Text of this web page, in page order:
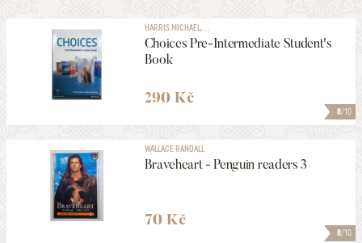
8/10
HARRIS MICHAEL, ...
Choices Pre-Intermediate Student's
Book
290 Kč
8/10
WALLACE RANDALL
Braveheart - Penguin readers 3
70 Kč